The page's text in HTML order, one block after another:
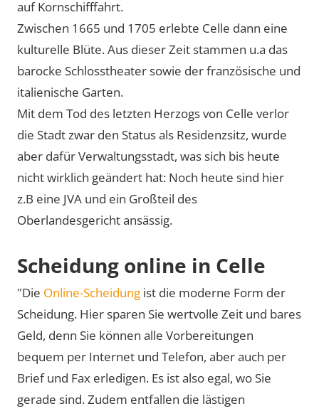
auf Kornschifffahrt.
Zwischen 1665 und 1705 erlebte Celle dann eine
kulturelle Blüte. Aus dieser Zeit stammen u.a das
barocke Schlosstheater sowie der französische und
italienische Garten.
Mit dem Tod des letzten Herzogs von Celle verlor
die Stadt zwar den Status als Residenzsitz, wurde
aber dafür Verwaltungsstadt, was sich bis heute
nicht wirklich geändert hat: Noch heute sind hier
z.B eine JVA und ein Großteil des
Oberlandesgericht ansässig.
Scheidung online in Celle
"Die Online-Scheidung ist die moderne Form der
Scheidung. Hier sparen Sie wertvolle Zeit und bares
Geld, denn Sie können alle Vorbereitungen
bequem per Internet und Telefon, aber auch per
Brief und Fax erledigen. Es ist also egal, wo Sie
gerade sind. Zudem entfallen die lästigen